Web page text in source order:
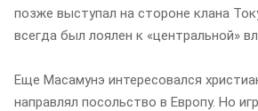
позже выступал на стороне клана
всегда был лоялен к «центральной»
Еще Масамунэ интересовался
направлял посольство в Европу. Но